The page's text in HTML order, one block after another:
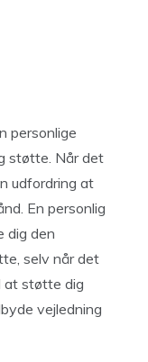
personlige
støtte. Når det
udfordring at
En personlig
dig den
selv når det
at støtte dig
vejledning